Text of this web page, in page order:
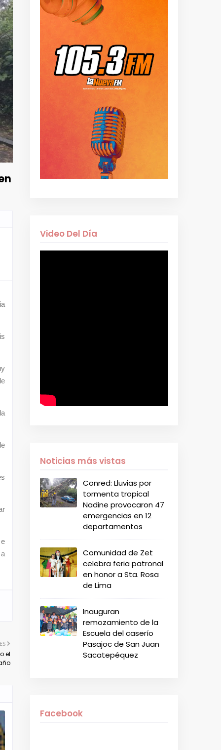
el
Video Del Día
Noticias más vistas
Conred: Lluvias por
tormenta tropical
Nadine provocaron 47
emergencias en 12
departamentos
Comunidad de Zet
celebra feria patronal
en honor a Sta. Rosa
de Lima
Inauguran
remozamiento de la
Escuela del caserío
Pasajoc de San Juan
Sacatepéquez
Facebook